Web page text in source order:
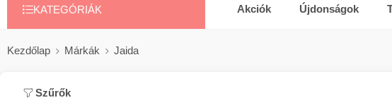
KATEGÓRIÁK Akciók Újdonságok
Kezdőlap Márkák Jaida
Szűrők